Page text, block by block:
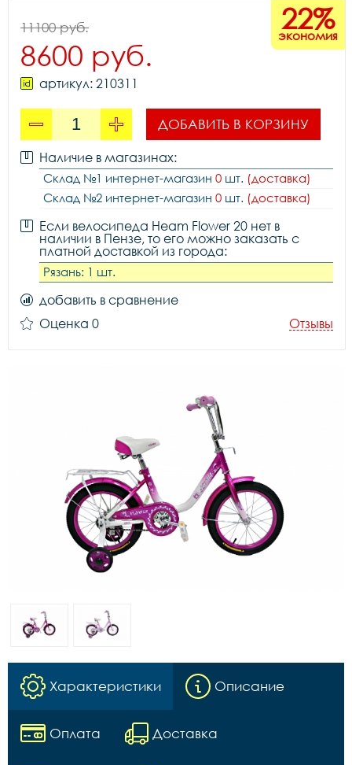
22%
экономия
11100 руб.
8600 руб.
артикул: 210311
ДОБАВИТЬ В КОРЗИНУ
Наличие в магазинах:
Склад №1 интернет-магазин 0 шт. (доставка)
Склад №2 интернет-магазин 0 шт. (доставка)
Если велосипеда Heam Flower 20 нет в
наличии в Пензе, то его можно заказать с
платной доставкой из города:
Рязань: 1 шт.
добавить в сравнение
Оценка 0
Отзывы
Характеристики Описание
Оплата Доставка